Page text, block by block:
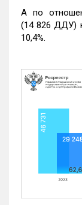
А по
(14 826 ДДУ)
10,4%.